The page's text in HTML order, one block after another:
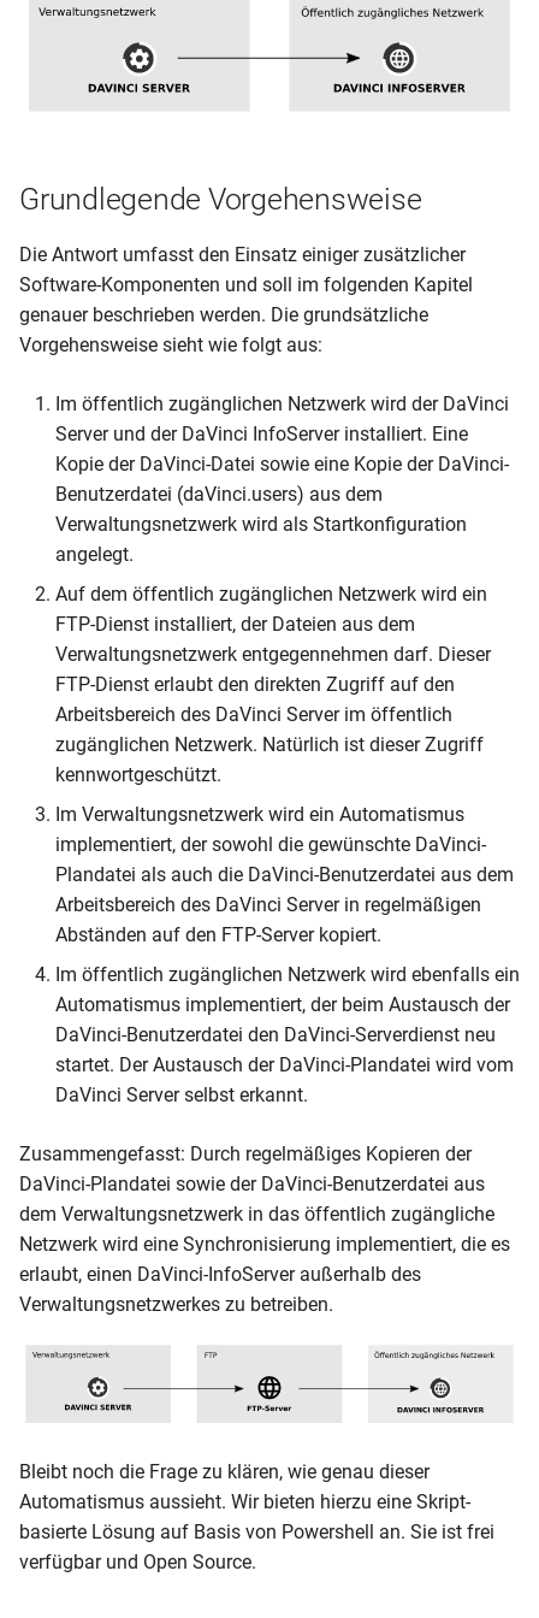
l
s
i
Änderungen 2018
Änderungen 2017
Änderungen 2015
Änderungen 2014 und
Installationen auf einem
Schleswig-Holstein
Dialogfenster
Teilnehmer
Die Unterrichtsmatrix
Zeitpräferenzen erfassen
Termine zeitlich verplanen
Manuelles Setzen
Einstellungen für das
Mit der Automatik planen
Planungsfenster
Aufsichtspläne erstellen
Mit dem Kalender planen
Schuljahreswechsel
Knowledge Base (FAQ)
Was wird gezeigt?
Planwechsel
Schritt 4: Kontrolle
Grundlegende Vorgehensweise
Die Antwort umfasst den Einsatz einiger zusätzlicher
Software-Komponenten und soll im folgenden Kapitel
genauer beschrieben werden. Die grundsätzliche
Vorgehensweise sieht wie folgt aus:
Im öffentlich zugänglichen Netzwerk wird der DaVinci
Server und der DaVinci InfoServer installiert. Eine
Kopie der DaVinci-Datei sowie eine Kopie der DaVinci-
Benutzerdatei (daVinci.users) aus dem
Verwaltungsnetzwerk wird als Startkonfiguration
angelegt.
Auf dem öffentlich zugänglichen Netzwerk wird ein
FTP-Dienst installiert, der Dateien aus dem
Verwaltungsnetzwerk entgegennehmen darf. Dieser
FTP-Dienst erlaubt den direkten Zugriff auf den
Arbeitsbereich des DaVinci Server im öffentlich
zugänglichen Netzwerk. Natürlich ist dieser Zugriff
kennwortgeschützt.
Im Verwaltungsnetzwerk wird ein Automatismus
implementiert, der sowohl die gewünschte DaVinci-
Plandatei als auch die DaVinci-Benutzerdatei aus dem
Arbeitsbereich des DaVinci Server in regelmäßigen
Abständen auf den FTP-Server kopiert.
Im öffentlich zugänglichen Netzwerk wird ebenfalls ein
Automatismus implementiert, der beim Austausch der
DaVinci-Benutzerdatei den DaVinci-Serverdienst neu
startet. Der Austausch der DaVinci-Plandatei wird vom
DaVinci Server selbst erkannt.
Zusammengefasst: Durch regelmäßiges Kopieren der
DaVinci-Plandatei sowie der DaVinci-Benutzerdatei aus
dem Verwaltungsnetzwerk in das öffentlich zugängliche
Netzwerk wird eine Synchronisierung implementiert, die es
erlaubt, einen DaVinci-InfoServer außerhalb des
Verwaltungsnetzwerkes zu betreiben.
Bleibt noch die Frage zu klären, wie genau dieser
Automatismus aussieht. Wir bieten hierzu eine Skript-
basierte Lösung auf Basis von Powershell an. Sie ist frei
verfügbar und Open Source.